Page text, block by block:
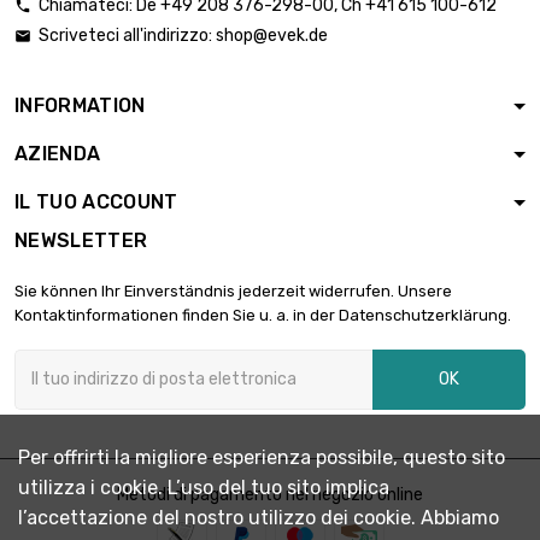
3.175mm
larghezza x lunghezza
1.999,46 € 
Spessore/Resistenza :
3.175mm
larghezza x lunghezza
larghezza x
lunghezza :
200x1000mm
: 4.7498mm
Spessore/Resistenza :
4.7498mm
2.991,20 €
larghezza x
lunghezza :
500x500mm
Spessore/Resistenza
4.673,70 €
 Chiamateci: De +49 208 376-298-00, Ch +41 615 100-612
 Scriveteci all'indirizzo: shop@evek.de
INFORMATION
AZIENDA
IL TUO ACCOUNT
NEWSLETTER
Sie können Ihr Einverständnis jederzeit widerrufen. Unsere
Kontaktinformationen finden Sie u. a. in der Datenschutzerklärung.
OK
Metodi di pagamento nel negozio online
Per offrirti la migliore esperienza possibile, questo sito
utilizza i cookie. L’uso del tuo sito implica
l’accettazione del nostro utilizzo dei cookie. Abbiamo